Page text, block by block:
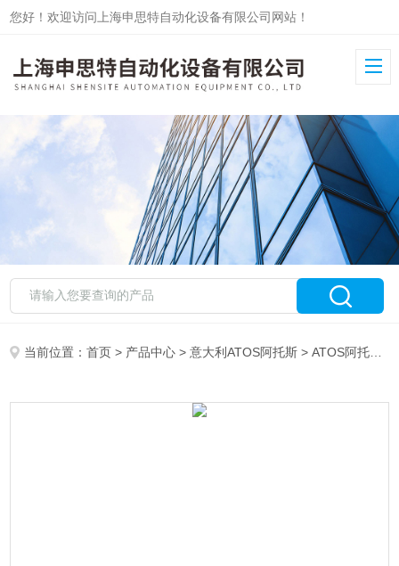
您好！欢迎访问上海申思特自动化设备有限公司网站！
当前位置：首页 > 产品中心 >意大利ATOS阿托斯 >ATOS阿托斯插装阀